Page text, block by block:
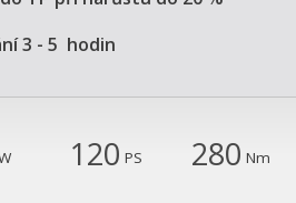
3 - 5  hodin
120 PS 280 Nm